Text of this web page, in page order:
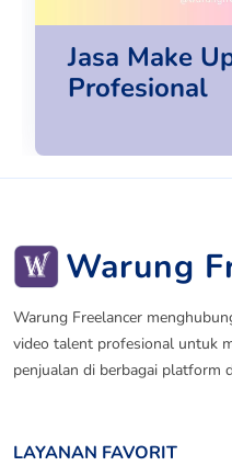
Jasa Make
Profesional
Warung
Warung Freelancer
video talent profesional untuk
penjualan di berbagai platform
LAYANAN FAVORIT